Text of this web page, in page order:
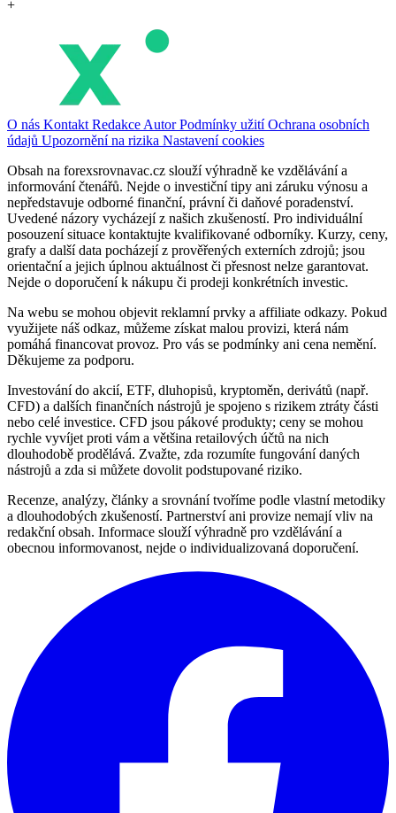
+
O nás Kontakt Redakce AutorPodmínky užitíOchrana osobních
údajů Upozornění na rizika Nastavení cookies
Obsah na forexsrovnavac.cz slouží výhradně ke vzdělávání a
informování čtenářů. Nejde o investiční tipy ani záruku výnosu a
nepředstavuje odborné finanční, právní či daňové poradenství.
Uvedené názory vycházejí z našich zkušeností. Pro individuální
posouzení situace kontaktujte kvalifikované odborníky. Kurzy, ceny,
grafy a další data pocházejí z prověřených externích zdrojů; jsou
orientační a jejich úplnou aktuálnost či přesnost nelze garantovat.
Nejde o doporučení k nákupu či prodeji konkrétních investic.
Na webu se mohou objevit reklamní prvky a affiliate odkazy. Pokud
využijete náš odkaz, můžeme získat malou provizi, která nám
pomáhá financovat provoz. Pro vás se podmínky ani cena nemění.
Děkujeme za podporu.
Investování do akcií, ETF, dluhopisů, kryptoměn, derivátů (např.
CFD) a dalších finančních nástrojů je spojeno s rizikem ztráty části
nebo celé investice. CFD jsou pákové produkty; ceny se mohou
rychle vyvíjet proti vám a většina retailových účtů na nich
dlouhodobě prodělává. Zvažte, zda rozumíte fungování daných
nástrojů a zda si můžete dovolit podstupované riziko.
Recenze, analýzy, články a srovnání tvoříme podle vlastní metodiky
a dlouhodobých zkušeností. Partnerství ani provize nemají vliv na
redakční obsah. Informace slouží výhradně pro vzdělávání a
obecnou informovanost, nejde o individualizovaná doporučení.